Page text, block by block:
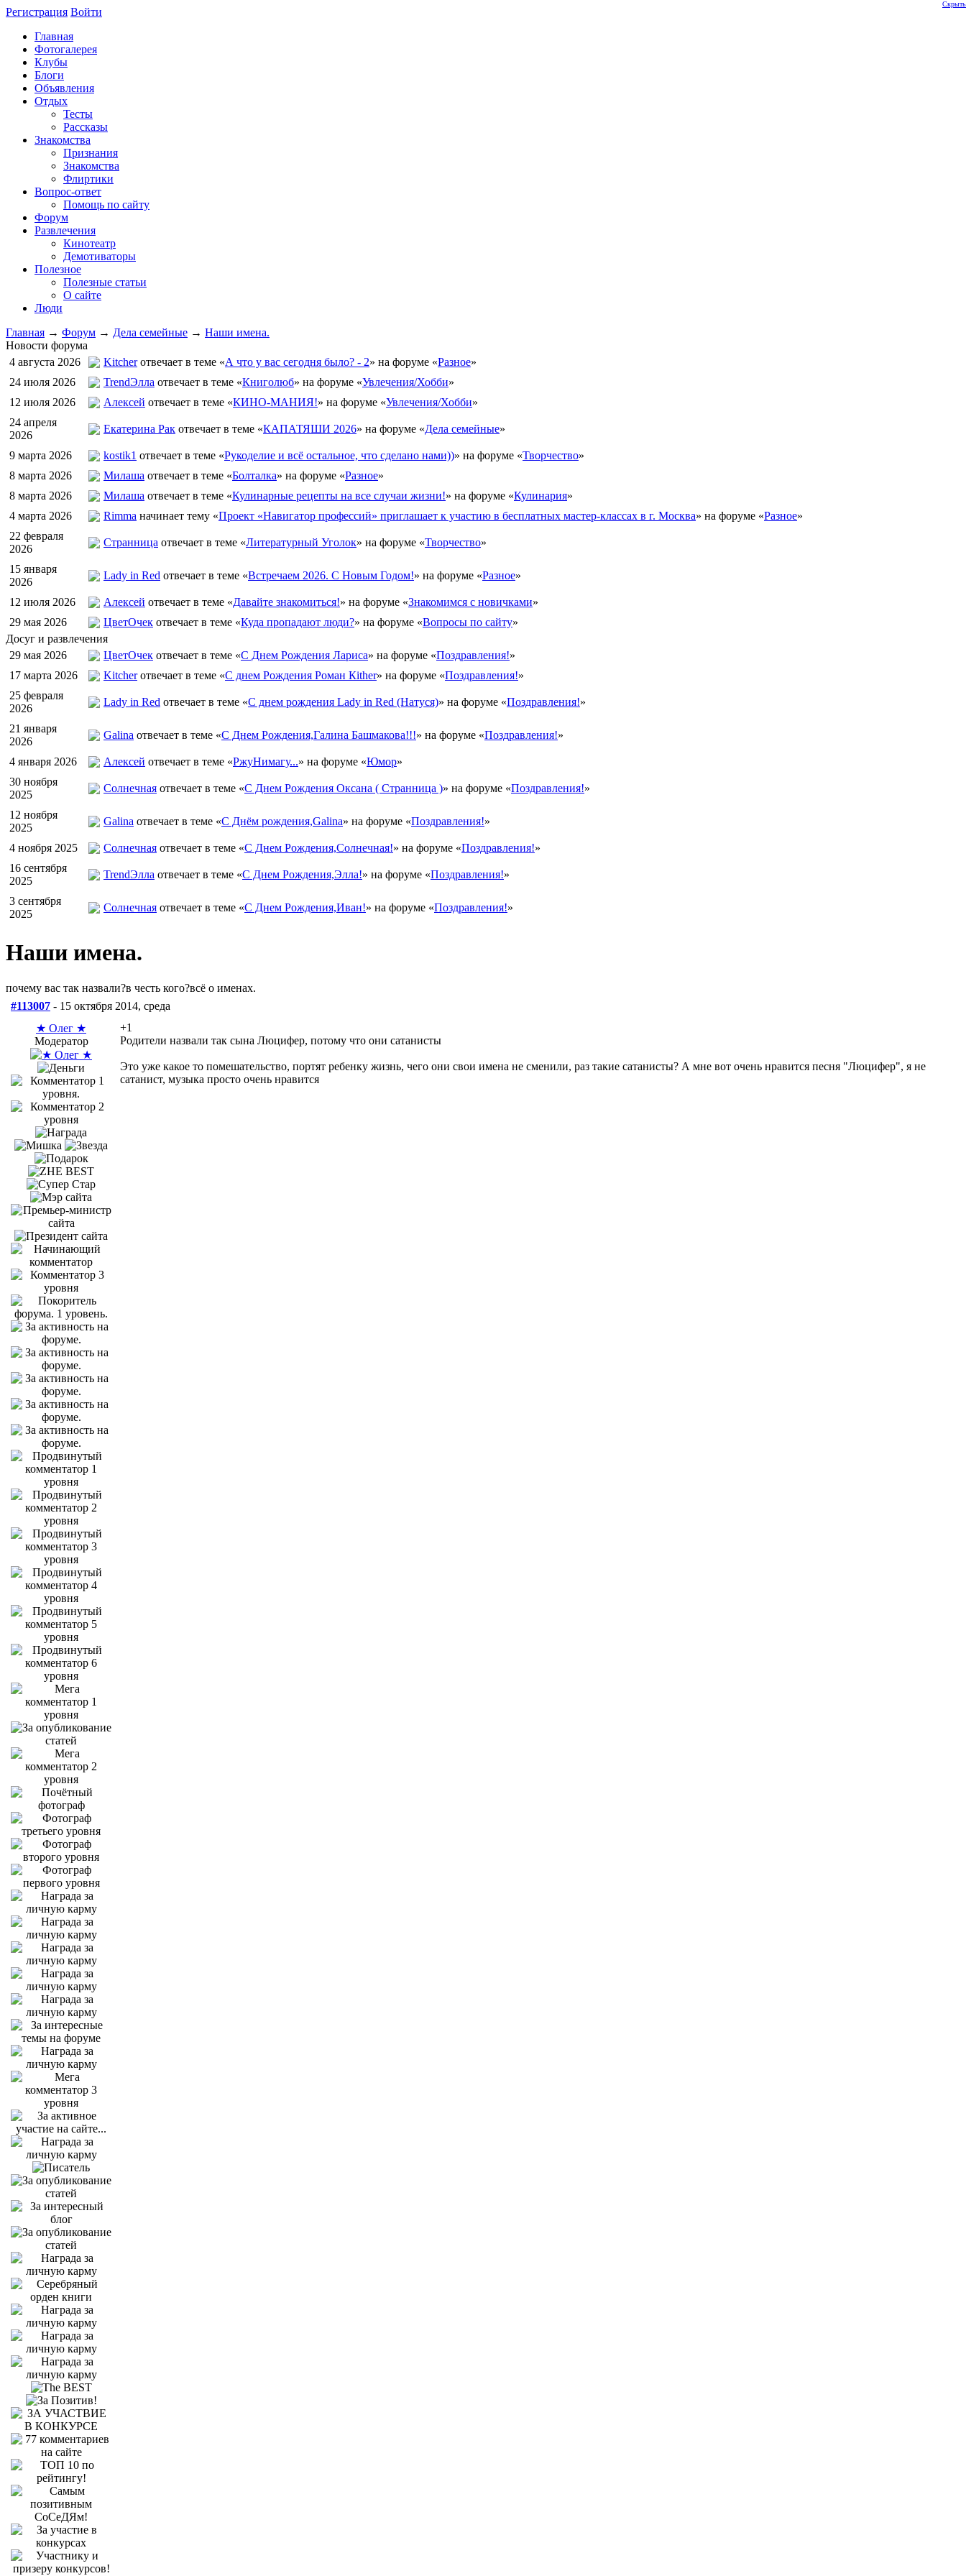
Регистрация Войти
Главная
Фотогалерея
Клубы
Блоги
Объявления
Отдых
Тесты
Рассказы
Знакомства
Признания
Знакомства
Флиртики
Вопрос-ответ
Помощь по сайту
Форум
Развлечения
Кинотеатр
Демотиваторы
Полезное
Полезные статьи
О сайте
Люди
Главная → Форум → Дела семейные → Наши имена.
Новости форума
4 августа 2026
Kitcherотвечает в теме «А что у вас сегодня было? - 2» на форуме «Разное»
24 июля 2026
TrendЭлла отвечает в теме «Книголюб» на форуме «Увлечения/Хобби»
12 июля 2026
Алексей отвечает в теме «КИНО-МАНИЯ!» на форуме «Увлечения/Хобби»
24 апреля
2026
Екатерина Рак отвечает в теме «КАПАТЯШИ 2026» на форуме «Дела семейные»
9 марта 2026 kostik1 отвечает в теме «Рукоделие и всё остальное, что сделано нами))» на форуме «Творчество»
8 марта 2026
Милаша отвечает в теме «Болталка» на форуме «Разное»
8 марта 2026
Милаша отвечает в теме «Кулинарные рецепты на все случаи жизни!» на форуме «Кулинария»
4 марта 2026
Rimma начинает тему «Проект «Навигатор профессий» приглашает к участию в бесплатных мастер-классах в г. Москва» на форуме «Разное»
22 февраля
2026
Странница отвечает в теме «Литературный Уголок» на форуме «Творчество»
15 января
2026
Lady in Red отвечает в теме «Встречаем 2026. С Новым Годом!» на форуме «Разное»
12 июля 2026 Алексей отвечает в теме «Давайте знакомиться!» на форуме «Знакомимся с новичками»
29 мая 2026
ЦветOчек отвечает в теме «Куда пропадают люди?» на форуме «Вопросы по сайту»
Досуг и развлечения
29 мая 2026
ЦветOчек отвечает в теме «С Днем Рождения Лариса» на форуме «Поздравления!»
17 марта 2026
Kitcherотвечает в теме «С днем Рождения Роман Кither» на форуме «Поздравления!»
25 февраля
2026
Lady in Red отвечает в теме «С днем рождения Lady in Red (Натуся)» на форуме «Поздравления!»
21 января
2026
Galina отвечает в теме «С Днем Рождения,Галина Башмакова!!!» на форуме «Поздравления!»
4 января 2026 Алексей отвечает в теме «РжуНимагу...» на форуме «Юмор»
30 ноября
2025
Солнечная отвечает в теме «С Днем Рождения Оксана ( Странница )» на форуме «Поздравления!»
12 ноября
2025
Galina отвечает в теме «С Днём рождения,Galina» на форуме «Поздравления!»
4 ноября 2025 Солнечная отвечает в теме «С Днем Рождения,Солнечная!» на форуме «Поздравления!»
16 сентября
2025
TrendЭлла отвечает в теме «С Днем Рождения,Элла!» на форуме «Поздравления!»
3 сентября
2025
Солнечная отвечает в теме «С Днем Рождения,Иван!» на форуме «Поздравления!»
Наши имена.
почему вас так назвали?в честь кого?всё о именах.
#113007 - 15 октября 2014, среда
★ Олег ★
Модератор
+1
Родители назвали так сына Люцифер, потому что они сатанисты
Это уже какое то помешательство, портят ребенку жизнь, чего они свои имена не сменили, раз такие сатанисты? А мне вот очень нравится песня "Люцифер", я не
сатанист, музыка просто очень нравится
Скрыть